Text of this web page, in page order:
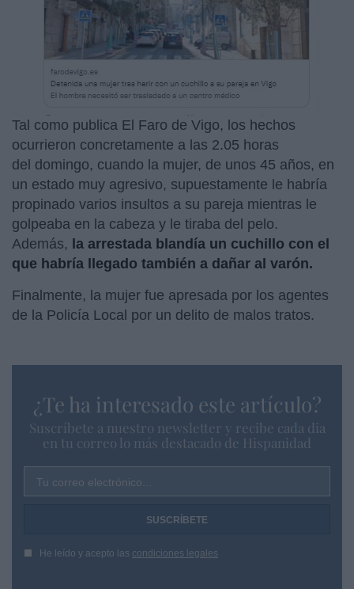
Tal como publica El Faro de Vigo, los hechos
ocurrieron concretamente a las 2.05 horas
del domingo, cuando la mujer, de unos 45 años, en
un estado muy agresivo, supuestamente le habría
propinado varios insultos a su pareja mientras le
golpeaba en la cabeza y le tiraba del pelo.
Además, la arrestada blandía un cuchillo con el
que habría llegado también a dañar al varón.
Finalmente, la mujer fue apresada por los agentes
de la Policía Local por un delito de malos tratos.
¿Te ha interesado este artículo?
Suscríbete a nuestro newsletter y recibe cada dia
en tu correo lo más destacado de Hispanidad
Tu correo electrónico...
He leído y acepto las condiciones legales